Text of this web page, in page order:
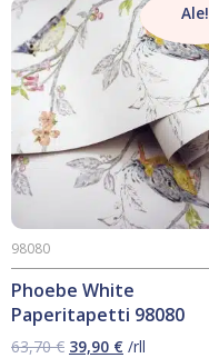
Ale!
Phoebe White
Paperitapetti 98080
98080
63,70€ Alkuperäinen
39,90 €Nykyinen
/rll